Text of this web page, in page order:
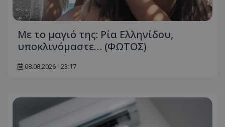
Με το μαγιό της: Ρία Ελληνίδου,
υποκλινόμαστε… (ΦΩΤΟΣ)
08.08.2026 - 23:17